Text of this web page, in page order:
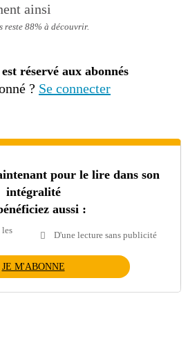
ainsi
reste 88% à découvrir.
réservé aux abonnés
? Se connecter
pour le lire dans son
intégralité
aussi :
les
D'une lecture sans publicité
JE M'ABONNE